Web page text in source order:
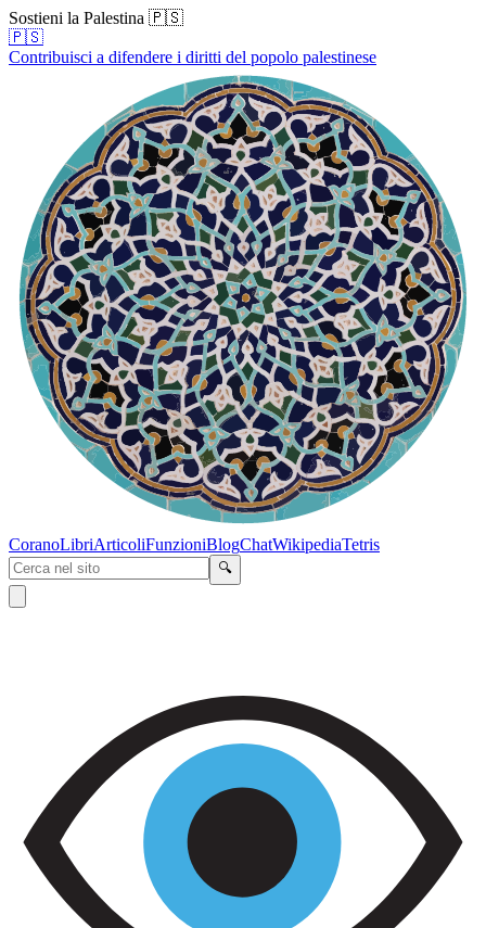
Sostieni la Palestina 🇵🇸
🇵🇸
Contribuisci a difendere i diritti del popolo palestinese
CoranoLibriArticoliFunzioniBlogChatWikipediaTetris
🔍